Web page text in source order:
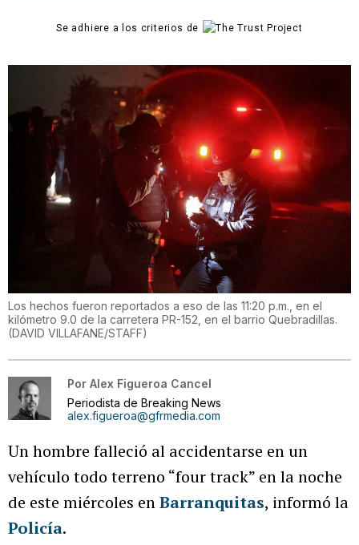
Se adhiere a los criterios de
Los hechos fueron reportados a eso de las 11:20 p.m., en el
kilómetro 9.0 de la carretera PR-152, en el barrio Quebradillas.
(DAVID VILLAFANE/STAFF)
Por Alex Figueroa Cancel
Periodista de Breaking News
alex.figueroa@gfrmedia.com
Un hombre falleció al accidentarse en un
vehículo todo terreno “four track” en la noche
de este miércoles enBarranquitas, informó la
Policía.